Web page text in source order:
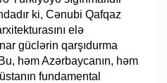
ki, Cənubi Qafqaz
elə
güclərin qarşıdurma
həm Azərbaycanın, həm
fundamental